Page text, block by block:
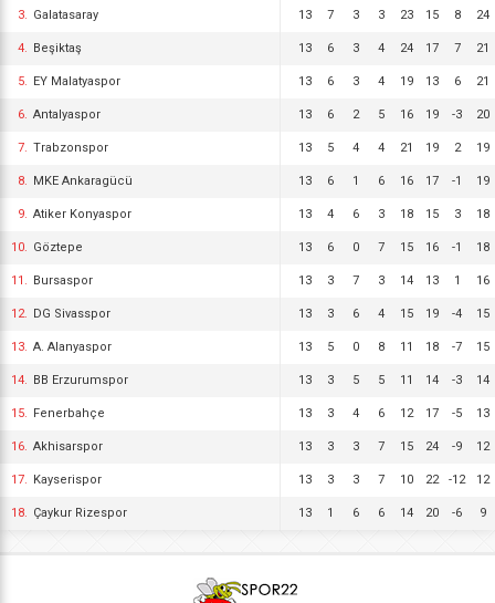
3. Galatasaray 13 7 3 3 23 15 8 24
4. Beşiktaş 13 6 3 4 24 17 7 21
5. EY Malatyaspor 13 6 3 4 19 13 6 21
6. Antalyaspor 13 6 2 5 16 19 -3 20
7. Trabzonspor 13 5 4 4 21 19 2 19
8. MKE Ankaragücü 13 6 1 6 16 17 -1 19
9. Atiker Konyaspor 13 4 6 3 18 15 3 18
10. Göztepe 13 6 0 7 15 16 -1 18
11. Bursaspor 13 3 7 3 14 13 1 16
12. DG Sivasspor 13 3 6 4 15 19 -4 15
13. A. Alanyaspor 13 5 0 8 11 18 -7 15
14. BB Erzurumspor 13 3 5 5 11 14 -3 14
15. Fenerbahçe 13 3 4 6 12 17 -5 13
16. Akhisarspor 13 3 3 7 15 24 -9 12
17. Kayserispor 13 3 3 7 10 22 -12 12
18. Çaykur Rizespor 13 1 6 6 14 20 -6 9